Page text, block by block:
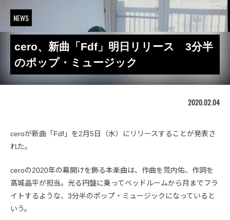
NEWS
cero、新曲「Fdf」明日リリース 3分半
のポップ・ミュージック
2020.02.04
ceroが新曲「Fdf」を2月5日（水）にリリースすることが発表さ
れた。
ceroの2020年の幕開けを飾る本楽曲は、作曲を荒内佑、作詞を
髙城晶平が担当。光る円盤に乗ってベッドルームから月までフラ
イトするような、3分半のポップ・ミュージックになっていると
いう。